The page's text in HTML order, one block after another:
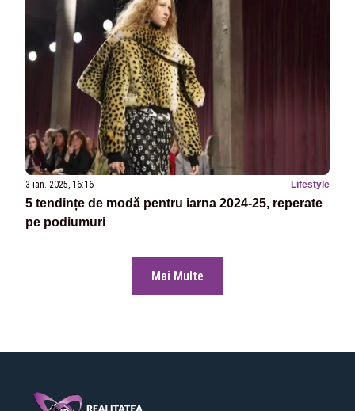
3 ian. 2025, 16:16 Lifestyle
5 tendințe de modă pentru iarna 2024-25, reperate
pe podiumuri
Mai Multe